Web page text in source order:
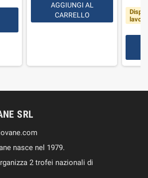
AGGIUNGI AL
CARRELLO
SRL
nasce nel 1979.
2 trofei nazionali di